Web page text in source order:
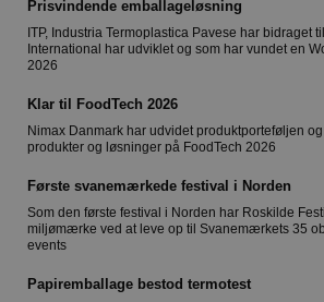
Prisvindende emballageløsning
ITP, Industria Termoplastica Pavese har bidraget
International har udviklet og som har vundet en
2026
Klar til FoodTech 2026
Nimax Danmark har udvidet produktporteføljen
produkter og løsninger på FoodTech 2026
Første svanemærkede festival i Norden
Som den første festival i Norden har Roskilde
miljømærke ved at leve op til Svanemærkets 35
events
Papiremballage bestod termotest